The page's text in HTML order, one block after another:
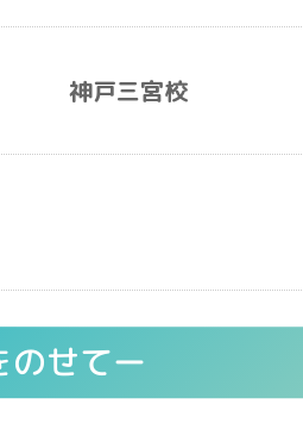
神戸三宮校
のせてー